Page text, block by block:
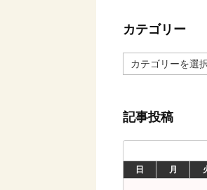
事
カテゴリー
カ
テ
ー
記事投稿
日
月